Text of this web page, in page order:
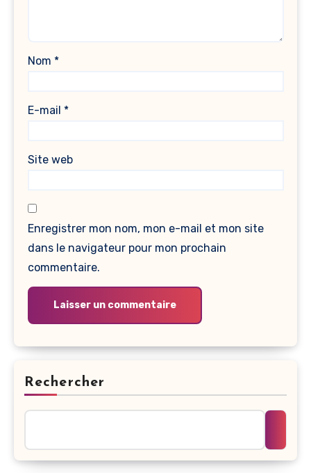
Nom *
E-mail *
Site web
Enregistrer mon nom, mon e-mail et mon site
dans le navigateur pour mon prochain
commentaire.
Rechercher